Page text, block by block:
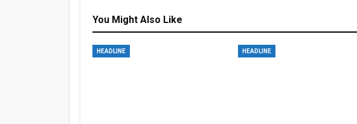
You Might Also Like
HEADLINE HEADLINE